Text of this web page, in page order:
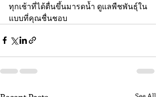
ทุกเช้าที่ได้ตื่นขึ้นมารดน้ำ ดูแลพืชพันธุ์ใน
แบบที่คุณชื่นชอบ